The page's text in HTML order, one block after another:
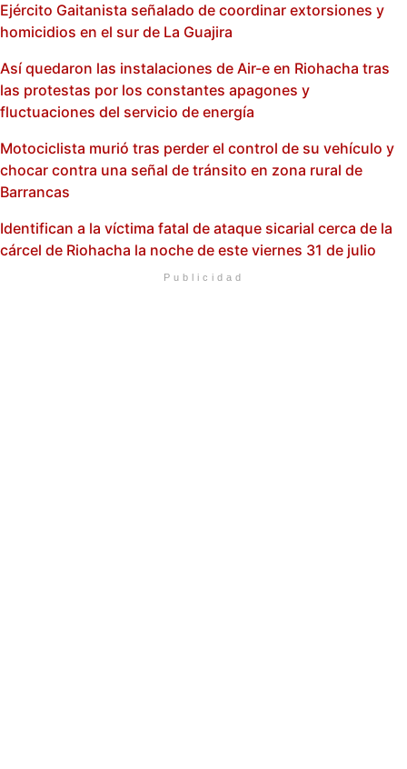
Ejército Gaitanista señalado de coordinar extorsiones y
homicidios en el sur de La Guajira
Así quedaron las instalaciones de Air-e en Riohacha tras
las protestas por los constantes apagones y
fluctuaciones del servicio de energía
Motociclista murió tras perder el control de su vehículo y
chocar contra una señal de tránsito en zona rural de
Barrancas
Identifican a la víctima fatal de ataque sicarial cerca de la
cárcel de Riohacha la noche de este viernes 31 de julio
Publicidad